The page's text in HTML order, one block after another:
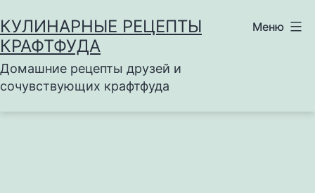
к
содержимому
КУЛИНАРНЫЕ РЕЦЕПТЫ
КРАФТФУДА
Домашние рецепты друзей и
сочувствующих крафтфуда
Меню